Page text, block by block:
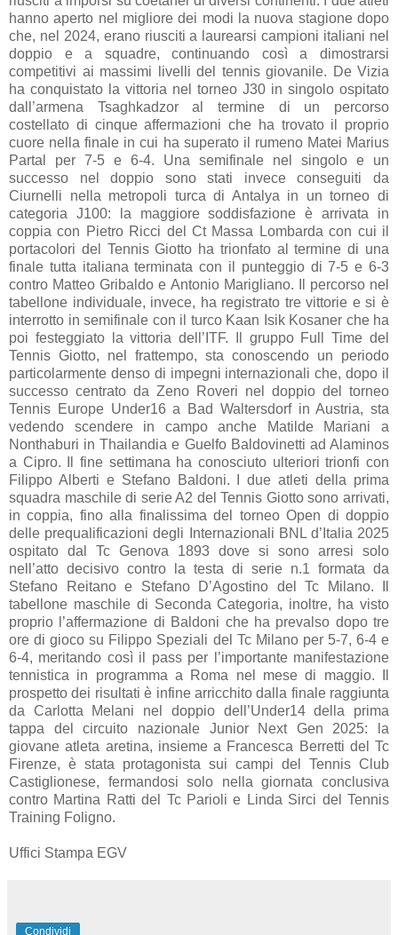
hanno aperto nel migliore dei modi la nuova stagione dopo
che, nel 2024, erano riusciti a laurearsi campioni italiani nel
doppio e a squadre, continuando così a dimostrarsi
competitivi ai massimi livelli del tennis giovanile. De Vizia
ha conquistato la vittoria nel torneo J30 in singolo ospitato
dall’armena Tsaghkadzor al termine di un percorso
costellato di cinque affermazioni che ha trovato il proprio
cuore nella finale in cui ha superato il rumeno Matei Marius
Partal per 7-5 e 6-4. Una semifinale nel singolo e un
successo nel doppio sono stati invece conseguiti da
Ciurnelli nella metropoli turca di Antalya in un torneo di
categoria J100: la maggiore soddisfazione è arrivata in
coppia con Pietro Ricci del Ct Massa Lombarda con cui il
portacolori del Tennis Giotto ha trionfato al termine di una
finale tutta italiana terminata con il punteggio di 7-5 e 6-3
contro Matteo Gribaldo e Antonio Marigliano. Il percorso nel
tabellone individuale, invece, ha registrato tre vittorie e si è
interrotto in semifinale con il turco Kaan Isik Kosaner che ha
poi festeggiato la vittoria dell’ITF. Il gruppo Full Time del
Tennis Giotto, nel frattempo, sta conoscendo un periodo
particolarmente denso di impegni internazionali che, dopo il
successo centrato da Zeno Roveri nel doppio del torneo
Tennis Europe Under16 a Bad Waltersdorf in Austria, sta
vedendo scendere in campo anche Matilde Mariani a
Nonthaburi in Thailandia e Guelfo Baldovinetti ad Alaminos
a Cipro. Il fine settimana ha conosciuto ulteriori trionfi con
Filippo Alberti e Stefano Baldoni. I due atleti della prima
squadra maschile di serie A2 del Tennis Giotto sono arrivati,
in coppia, fino alla finalissima del torneo Open di doppio
delle prequalificazioni degli Internazionali BNL d’Italia 2025
ospitato dal Tc Genova 1893 dove si sono arresi solo
nell’atto decisivo contro la testa di serie n.1 formata da
Stefano Reitano e Stefano D’Agostino del Tc Milano. Il
tabellone maschile di Seconda Categoria, inoltre, ha visto
proprio l’affermazione di Baldoni che ha prevalso dopo tre
ore di gioco su Filippo Speziali del Tc Milano per 5-7, 6-4 e
6-4, meritando così il pass per l’importante manifestazione
tennistica in programma a Roma nel mese di maggio. Il
prospetto dei risultati è infine arricchito dalla finale raggiunta
da Carlotta Melani nel doppio dell’Under14 della prima
tappa del circuito nazionale Junior Next Gen 2025: la
giovane atleta aretina, insieme a Francesca Berretti del Tc
Firenze, è stata protagonista sui campi del Tennis Club
Castiglionese, fermandosi solo nella giornata conclusiva
contro Martina Ratti del Tc Parioli e Linda Sirci del Tennis
Training Foligno.
Uffici Stampa EGV
Condividi